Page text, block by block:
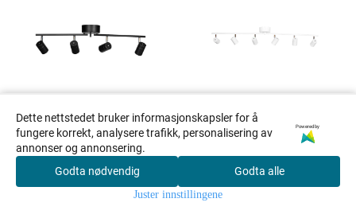
Søk
By Rydéns Correct
spotskinne 4-Lys, Sort
Spotskinne 6-Lys, Hvit
Dette nettstedet bruker informasjonskapsler for å
fungere korrekt, analysere trafikk, personalisering av
annonser og annonsering.
Powered by
Godta nødvendig Godta alle
Juster innstillingene